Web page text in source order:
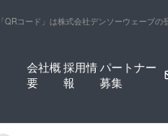
「QRコード」は株式会社デンソーウェーブの
会社概
要
採用情
報
パートナー
募集